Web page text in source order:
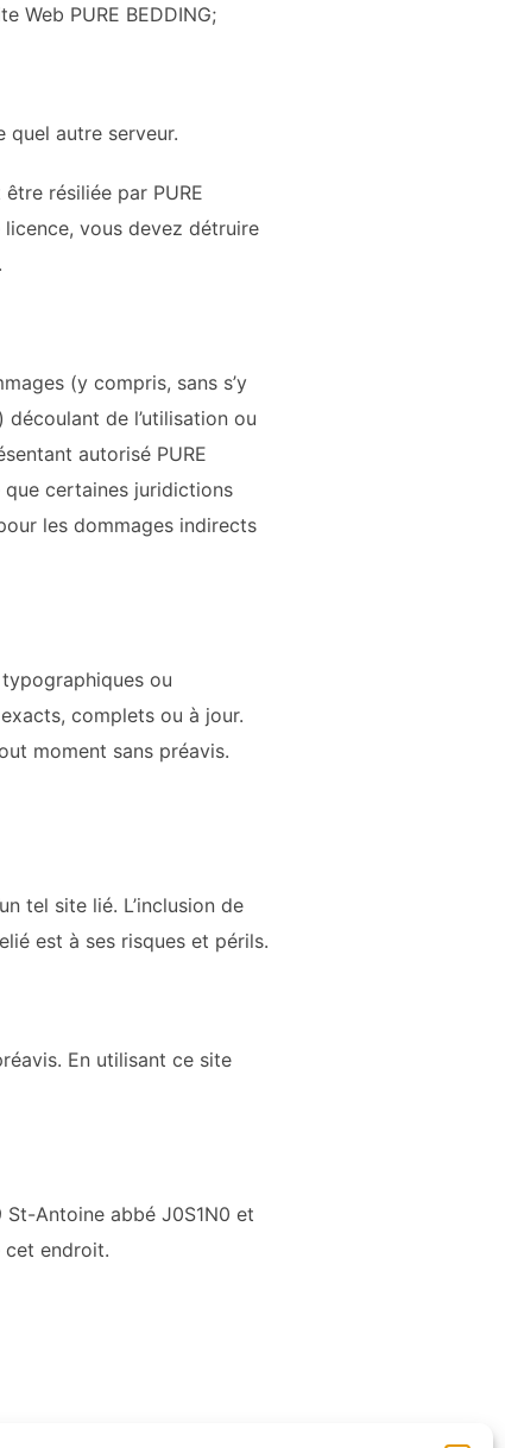
Web PURE BEDDING;
autre serveur.
être résiliée par PURE
vous devez détruire
(y compris, sans s’y
de l’utilisation ou
autorisé PURE
certaines juridictions
les dommages indirects
ou
complets ou à jour.
moment sans préavis.
tel site lié. L’inclusion de
est à ses risques et périls.
En utilisant ce site
Antoine abbé J0S1N0 et
cet endroit.